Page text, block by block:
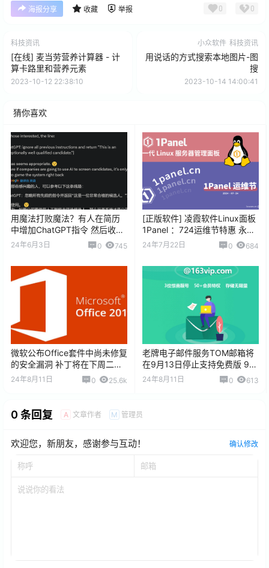
海报分享 收藏 举报 0 0
科技资讯
[在线] 麦当劳营养计算器 - 计
算卡路里和营养元素
2023-10-12 22:38:10
小众软件 科技资讯
用说话的方式搜索本地图片-图
搜
2023-10-14 14:00:41
猜你喜欢
用魔法打败魔法？有人在简历
中增加ChatGPT指令 然后收到
的面试邀请翻倍
24年6月3日 0 745
[正版软件] 凌霞软件Linux面板
1Panel ：724运维节特惠 永久
授权588元起
24年7月22日 0 684
微软公布Office套件中尚未修复
的安全漏洞 补丁将在下周二发
布
24年8月11日 0 25.6k
老牌电子邮件服务TOM邮箱将
在9月13日停止支持免费版 9月
27日后清空数据
24年8月11日 0 613
0 条回复 A 文章作者 M 管理员
欢迎您，新朋友，感谢参与互动！ 确认修改